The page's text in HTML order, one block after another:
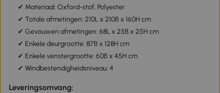
✔ Materiaal: Oxford-stof, Polyester
✔ Totale afmetingen: 210L x 210B x 160H cm
✔ Gevouwen afmetingen: 68L x 25B x 25H cm
✔ Enkele deurgrootte: 87B x 128H cm
✔ Enkele venstergrootte: 60B x 45H cm
✔ Windbestendigheidsniveau: 4
Leveringsomvang: